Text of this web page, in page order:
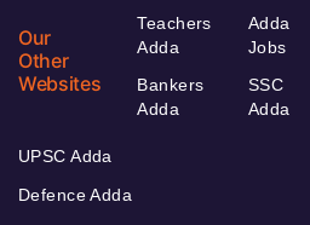
Our
Other
Websites
Teachers
Adda
Bankers
Adda
Adda
Jobs
SSC
Adda
UPSC Adda
Defence Adda